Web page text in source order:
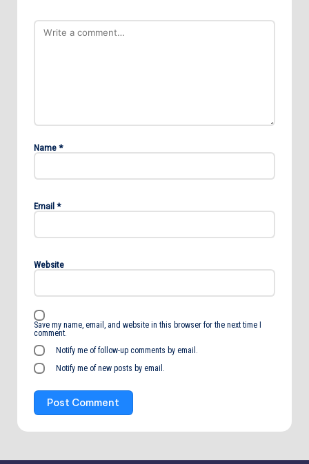
Name *
Email *
Website
Save my name, email, and website in this browser for the next time I
comment.
Notify me of follow-up comments by email.
Notify me of new posts by email.